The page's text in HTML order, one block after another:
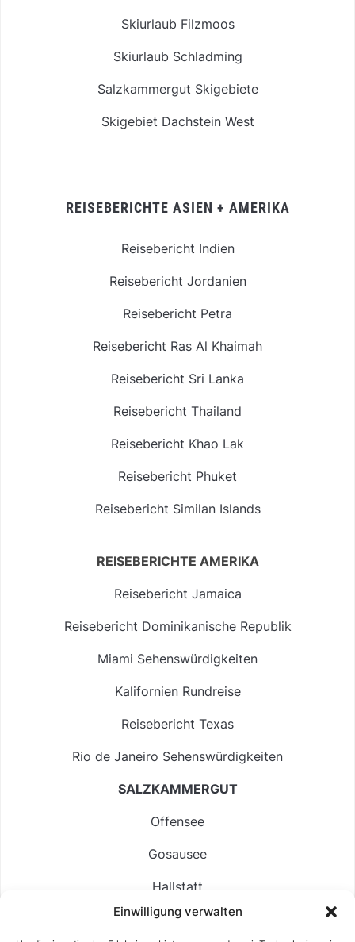
Einwilligung verwalten
Skiurlaub Filzmoos
Skiurlaub Schladming
Salzkammergut Skigebiete
Skigebiet Dachstein West
REISEBERICHTE ASIEN + AMERIKA
Reisebericht Indien
Reisebericht Jordanien
Reisebericht Petra
Reisebericht Ras Al Khaimah
Reisebericht Sri Lanka
Reisebericht Thailand
Reisebericht Khao Lak
Reisebericht Phuket
Reisebericht Similan Islands
REISEBERICHTE AMERIKA
Reisebericht Jamaica
Reisebericht Dominikanische Republik
Miami Sehenswürdigkeiten
Kalifornien Rundreise
Reisebericht Texas
Rio de Janeiro Sehenswürdigkeiten
SALZKAMMERGUT
Offensee
Gosausee
Hallstatt
Langbathsee